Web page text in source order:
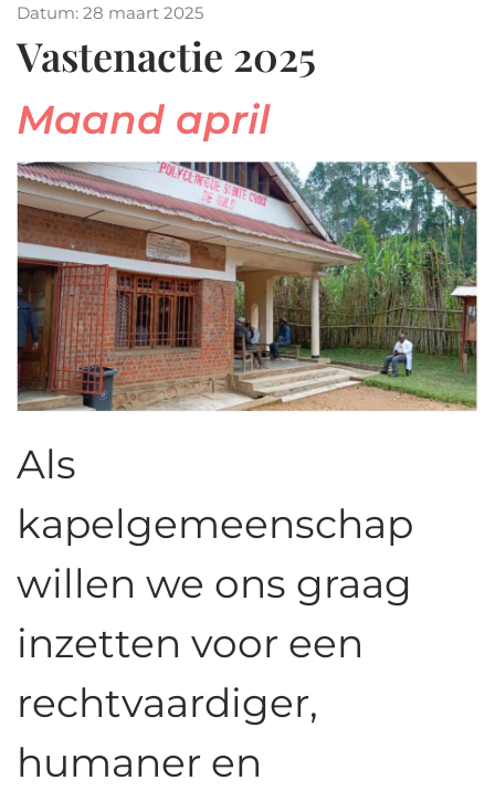
Datum: 28 maart 2025
Vastenactie 2025
Maand april
Als
kapelgemeenschap
willen we ons graag
inzetten voor een
rechtvaardiger,
humaner en